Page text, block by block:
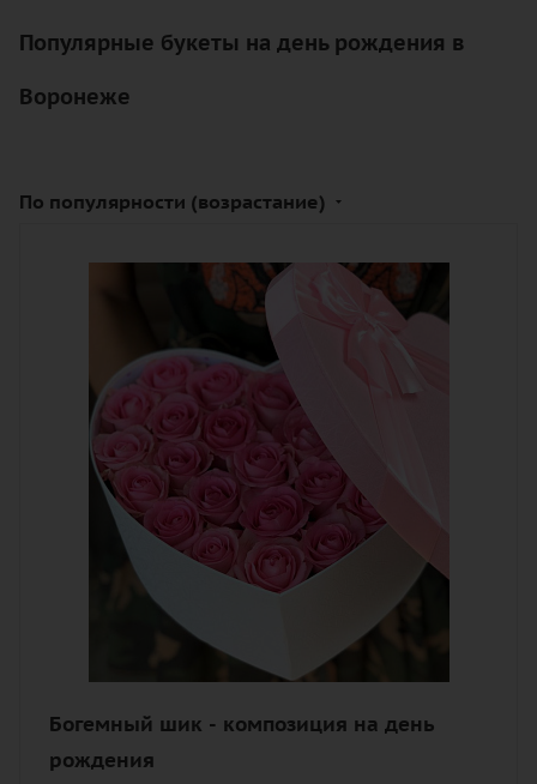
Популярные букеты на день рождения в
Воронеже
По популярности (возрастание)
Количество
розовый
Описание
роза, оазис, лента, коробка в виде
сердца
Богемный шик - композиция на день
рождения